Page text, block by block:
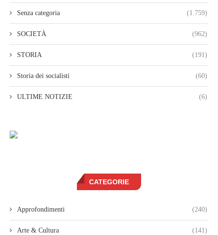
Senza categoria (1.759)
SOCIETÀ (962)
STORIA (191)
Storia dei socialisti (60)
ULTIME NOTIZIE (6)
CATEGORIE
Approfondimenti (240)
Arte & Cultura (141)